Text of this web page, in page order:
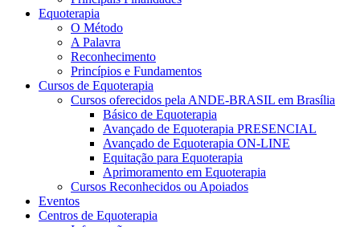
Equoterapia
O Método
A Palavra
Reconhecimento
Princípios e Fundamentos
Cursos de Equoterapia
Cursos oferecidos pela ANDE-BRASIL em Brasília
Básico de Equoterapia
Avançado de Equoterapia PRESENCIAL
Avançado de Equoterapia ON-LINE
Equitação para Equoterapia
Aprimoramento em Equoterapia
Cursos Reconhecidos ou Apoiados
Eventos
Centros de Equoterapia